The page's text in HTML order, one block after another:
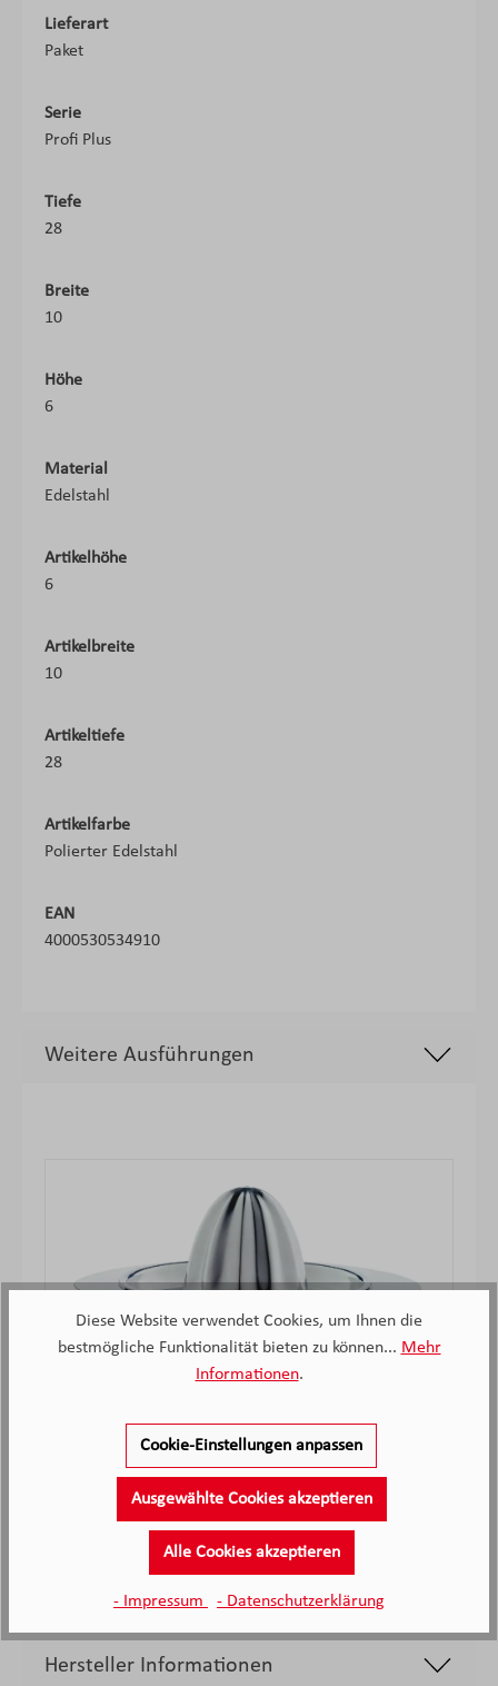
Lieferart
Paket
Serie
Profi Plus
Tiefe
28
Breite
10
Höhe
6
Material
Edelstahl
Artikelhöhe
6
Artikelbreite
10
Artikeltiefe
28
Artikelfarbe
Polierter Edelstahl
EAN
4000530534910
Weitere Ausführungen
WMF Gourmet Zitruspresse, Ø 13 cm
Nicht mehr verfügbar
Regulärer Preis:
Verkaufspreis:
43,99€
Hersteller Informationen
Diese Website verwendet Cookies, um Ihnen die
bestmögliche Funktionalität bieten zu können... Mehr
Informationen.
Cookie-Einstellungen anpassen
Ausgewählte Cookies akzeptieren
Alle Cookies akzeptieren
- Impressum - Datenschutzerklärung